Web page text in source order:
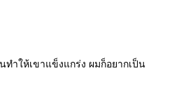
ทำให้เขาแข็งแกร่ง ผมก็อยากเป็น